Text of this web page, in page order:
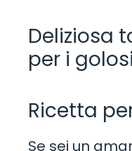
Deliziosa
per i golosi
Ricetta
Se sei un